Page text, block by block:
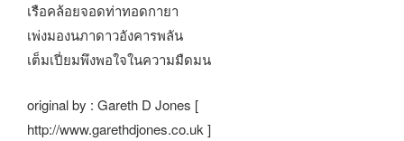
เรือคล้อยจอดท่าทอดกายา
เพ่งมองนภาดาวอังคารพลัน
เต็มเปี่ยมพึงพอใจในความมืดมน
original by : Gareth D Jones [
http://www.garethdjones.co.uk ]